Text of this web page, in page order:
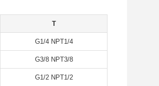
T
G1/4 NPT1/4
G3/8 NPT3/8
G1/2 NPT1/2